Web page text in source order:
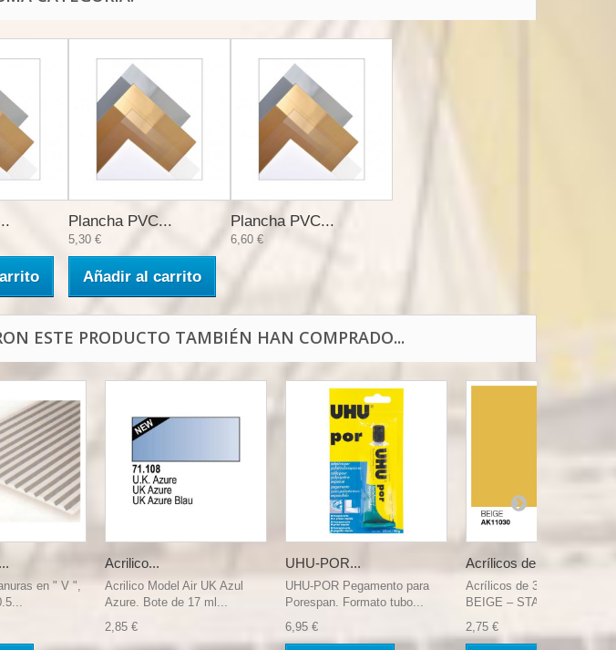
Plancha PVC...
5,30 €
Añadir al carrito
Plancha PVC...
6,60 €
ESTE PRODUCTO TAMBIÉN HAN COMPRADO...
en " V ",
Acrilico...
Acrilico Model Air UK Azul
Azure. Bote de 17 ml...
2,85 €
UHU-POR...
UHU-POR Pegamento para
Porespan. Formato tubo...
6,95 €
Acrílicos de...
Acrílicos de 3rd Generación,
BEIGE – STANDARD....
2,75 €